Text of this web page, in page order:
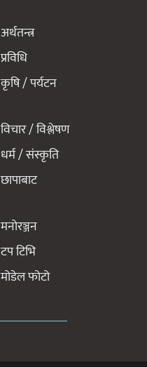
अर्थतन्त्र
प्रविधि
कृषि / पर्यटन
विचार / विश्लेषण
धर्म / संस्कृति
छापाबाट
मनोरञ्जन
टप टिभि
मोडेल फोटो